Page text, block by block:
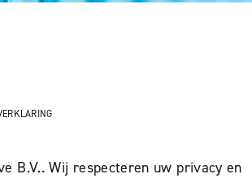
B.V.. Wij respecteren uw privacy en